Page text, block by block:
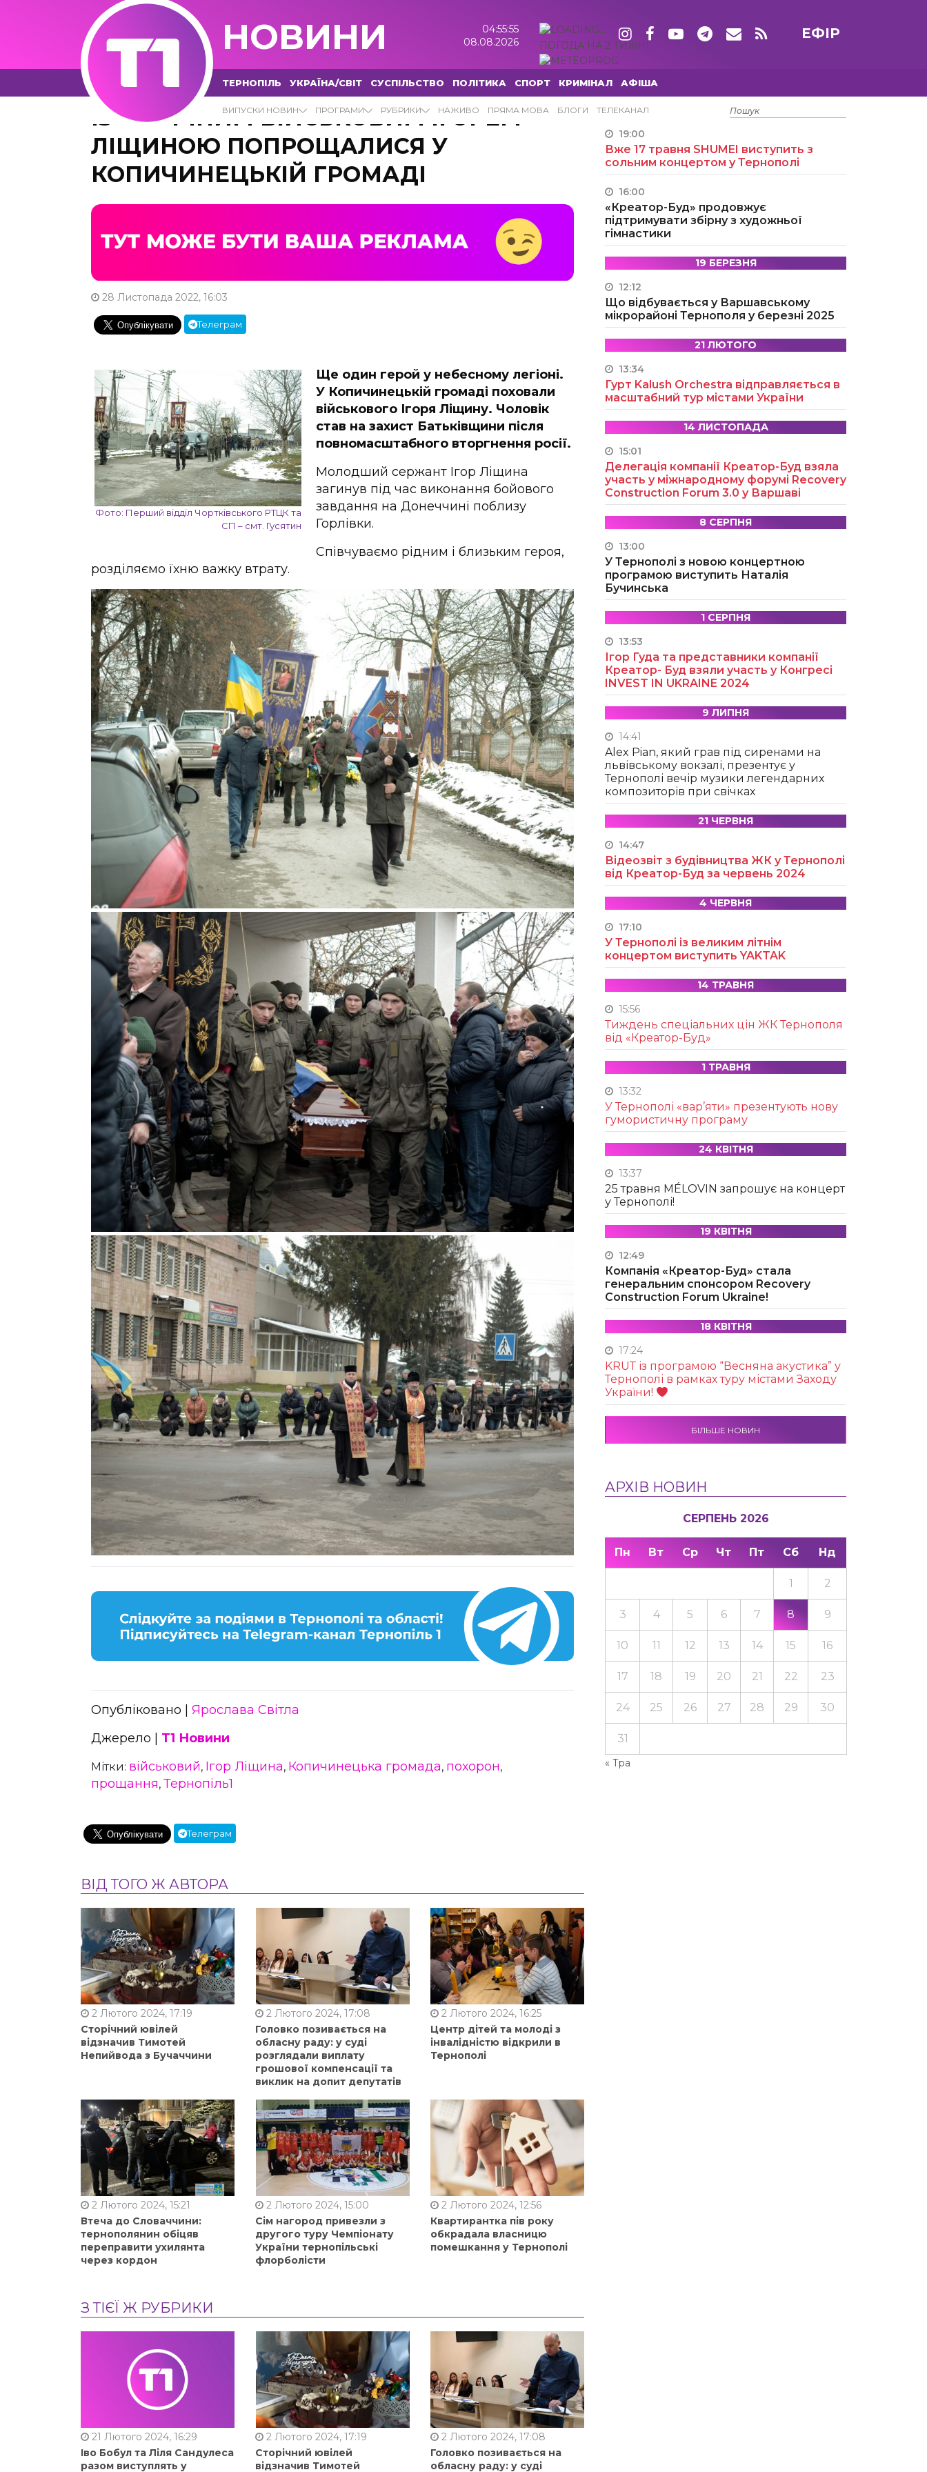
НОВИНИ
04:55:56
08.08.2026
ПОГОДА НА 2 ТИЖНІ
ЕФІР
ТЕРНОПІЛЬ УКРАЇНА/СВІТ СУСПІЛЬСТВО ПОЛІТИКА СПОРТ КРИМІНАЛ АФІША
ВИПУСКИ НОВИН ПРОГРАМИ РУБРИКИ НАЖИВО ПРЯМА МОВА БЛОГИ ТЕЛЕКАНАЛ
ІЗ 42-РІЧНИМ ВІЙСЬКОВИМ ІГОРЕМ
ЛІЩИНОЮ ПОПРОЩАЛИСЯ У
КОПИЧИНЕЦЬКІЙ ГРОМАДІ
28 Листопада 2022, 16:03
Телеграм
Фото: Перший відділ Чортківського РТЦК та
СП – смт. Гусятин
Ще один герой у небесному легіоні.
У Копичинецькій громаді поховали
військового Ігоря Ліщину. Чоловік
став на захист Батьківщини після
повномасштабного вторгнення росії.
Молодший сержант Ігор Ліщина
загинув під час виконання бойового
завдання на Донеччині поблизу
Горлівки.
Співчуваємо рідним і близьким героя,
розділяємо їхню важку втрату.
Опубліковано | Ярослава Світла
Джерело | Т1 Новини
Мітки: військовий, Ігор Ліщина, Копичинецька громада, похорон,
прощання, Тернопіль1
Телеграм
ВІД ТОГО Ж АВТОРА
2 Лютого 2024, 17:19
Сторічний ювілей
відзначив Тимотей
Непийвода з Бучаччини
2 Лютого 2024, 17:08
Головко позивається на
обласну раду: у суді
розглядали виплату
грошової компенсації та
виклик на допит депутатів
2 Лютого 2024, 16:25
Центр дітей та молоді з
інвалідністю відкрили в
Тернополі
2 Лютого 2024, 15:21
Втеча до Словаччини:
тернополянин обіцяв
переправити ухилянта
через кордон
2 Лютого 2024, 15:00
Сім нагород привезли з
другого туру Чемпіонату
України тернопільські
флорболісти
2 Лютого 2024, 12:56
Квартирантка пів року
обкрадала власницю
помешкання у Тернополі
З ТІЄЇ Ж РУБРИКИ
21 Лютого 2024, 16:29
Іво Бобул та Ліля Сандулеса
разом виступлять у
2 Лютого 2024, 17:19
Сторічний ювілей
відзначив Тимотей
2 Лютого 2024, 17:08
Головко позивається на
обласну раду: у суді
15 ТРАВНЯ
19:00
Вже 17 травня SHUMEI виступить з
сольним концертом у Тернополі
16:00
«Креатор-Буд» продовжує
підтримувати збірну з художньої
гімнастики
19 БЕРЕЗНЯ
12:12
Що відбувається у Варшавському
мікрорайоні Тернополя у березні 2025
21 ЛЮТОГО
13:34
Гурт Kalush Orchestra відправляється в
масштабний тур містами України
14 ЛИСТОПАДА
15:01
Делегація компанії Креатор-Буд взяла
участь у міжнародному форумі Recovery
Construction Forum 3.0 у Варшаві
8 СЕРПНЯ
13:00
У Тернополі з новою концертною
програмою виступить Наталія
Бучинська
1 СЕРПНЯ
13:53
Ігор Гуда та представники компанії
Креатор- Буд взяли участь у Конгресі
INVEST IN UKRAINE 2024
9 ЛИПНЯ
14:41
Alex Pian, який грав під сиренами на
львівському вокзалі, презентує у
Тернополі вечір музики легендарних
композиторів при свічках
21 ЧЕРВНЯ
14:47
Відеозвіт з будівництва ЖК у Тернополі
від Креатор-Буд за червень 2024
4 ЧЕРВНЯ
17:10
У Тернополі із великим літнім
концертом виступить YAKTAK
14 ТРАВНЯ
15:56
Тиждень спеціальних цін ЖК Тернополя
від «Креатор-Буд»
1 ТРАВНЯ
13:32
У Тернополі «вар’яти» презентують нову
гумористичну програму
24 КВІТНЯ
13:37
25 травня MÉLOVIN запрошує на концерт
у Тернополі!
19 КВІТНЯ
12:49
Компанія «Креатор-Буд» стала
генеральним спонсором Recovery
Construction Forum Ukraine!
18 КВІТНЯ
17:24
KRUТ із програмою “Весняна акустика” у
Тернополі в рамках туру містами Заходу
України!
БІЛЬШЕ НОВИН
АРХІВ НОВИН
СЕРПЕНЬ 2026
Пн Вт Ср Чт Пт Сб Нд
« Тра
1 2
3 4 5 6 7 8 9
10 11 12 13 14 15 16
17 18 19 20 21 22 23
24 25 26 27 28 29 30
31